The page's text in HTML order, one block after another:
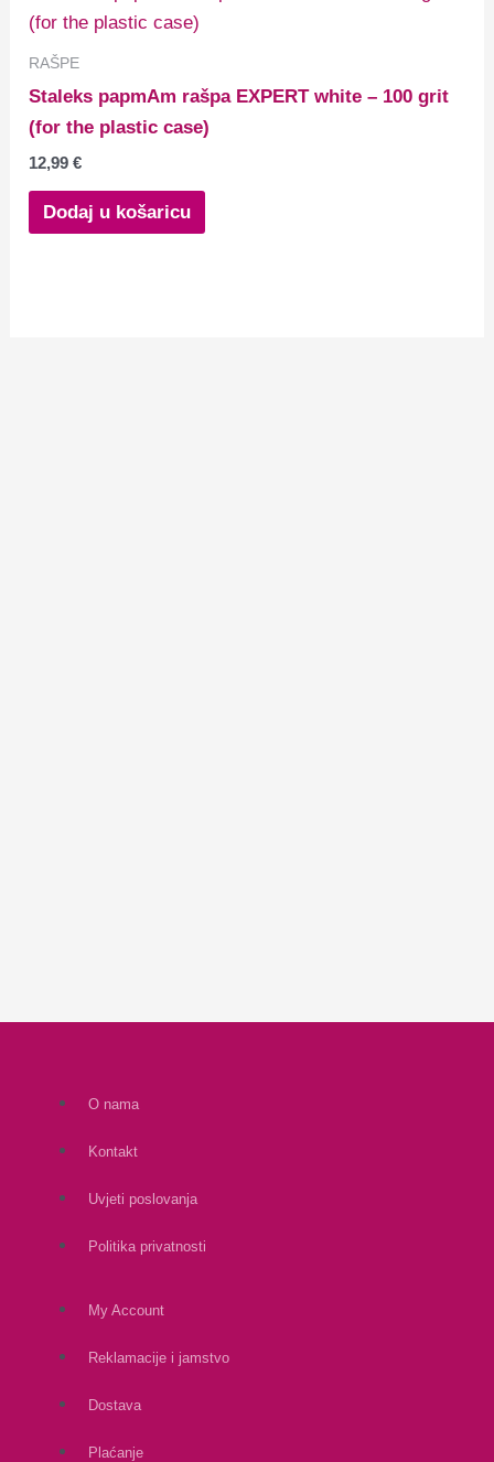
RAŠPE
Staleks papmAm rašpa EXPERT white – 100 grit
(for the plastic case)
12,99€
Dodaj u košaricu
O nama
Kontakt
Uvjeti poslovanja
Politika privatnosti
My Account
Reklamacije i jamstvo
Dostava
Plaćanje